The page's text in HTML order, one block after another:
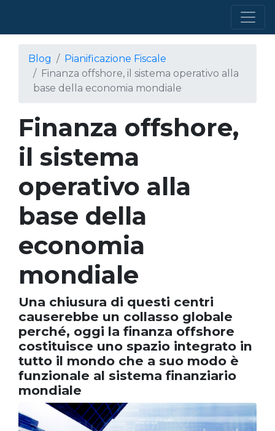
Blog
Pianificazione Fiscale
Finanza offshore, il sistema operativo alla
base della economia mondiale
Finanza offshore,
il sistema
operativo alla
base della
economia
mondiale
Una chiusura di questi centri
causerebbe un collasso globale
perché, oggi la finanza offshore
costituisce uno spazio integrato in
tutto il mondo che a suo modo è
funzionale al sistema finanziario
mondiale